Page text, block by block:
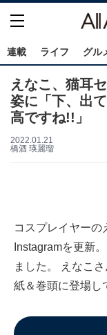
連載 ライフ グル
えなこ、猫耳
姿に「下、出
高ですね!!」
2022.01.21
橋酒 瑛麗瑠
コスプレイヤーの
Instagramを更新
ました。 えなこ
紙＆巻頭に登場